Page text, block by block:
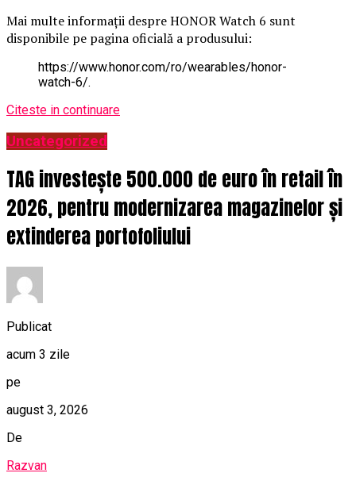
Mai multe informații despre HONOR Watch 6 sunt
disponibile pe pagina oficială a produsului:
https://www.honor.com/ro/wearables/honor-
watch-6/.
Citeste in continuare
Uncategorized
TAG investește 500.000 de euro în retail în
2026, pentru modernizarea magazinelor și
extinderea portofoliului
Publicat
acum 3 zile
pe
august 3, 2026
De
Razvan